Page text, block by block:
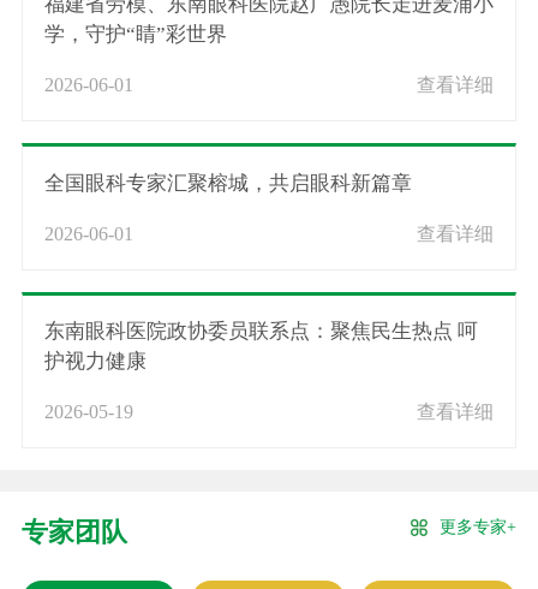
学，守护“睛”彩世界
2026-06-01 查看详细
全国眼科专家汇聚榕城，共启眼科新篇章
2026-06-01 查看详细
东南眼科医院政协委员联系点：聚焦民生热点 呵
护视力健康
2026-05-19 查看详细
专家团队 更多专家+